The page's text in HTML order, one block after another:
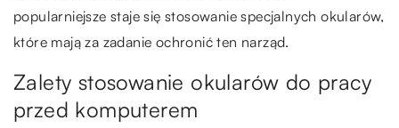
popularniejsze staje się stosowanie specjalnych okularów,
które mają za zadanie ochronić ten narząd.
Zalety stosowanie okularów do pracy
przed komputerem